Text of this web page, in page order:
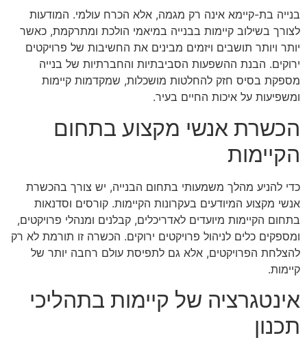
בנייה בת-קיימא אינה רק מגמה, אלא הכרח עולמי. המודעות
לצורך בשילוב קיימות בבנייה במיאמי הולכת ומתרקמת, כאשר
יותר ויותר תושבים ויזמים מבינים את החשיבות של פרויקטים
ירוקים. הבנת ההשפעות הסביבתיות והחברתיות של בנייה
מספקת בסיס חזק להחלטות מושכלות, שמקדמות קיימות
ומשפיעות על איכות החיים בעיר.
הכשרת אנשי מקצוע בתחום
הקיימות
כדי להניע מהלך משמעותי בתחום הבנייה, יש צורך בהכשרת
אנשי מקצוע המיודעים בעקרונות הקיימות. קורסים וסדנאות
בתחום הקיימות מיועדים לאדריכלים, קבלנים ומנהלי פרויקטים,
ומספקים כלים לניהול פרויקטים ירוקים. הכשרה זו תורמת לא רק
להצלחת הפרויקטים, אלא גם לתפיסת עולם רחבה יותר של
קיימות.
אינטגרציה של קיימות בתהליכי
תכנון